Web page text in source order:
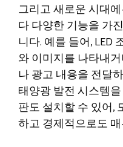
그리고 새로운 시대
다 다양한 기능을 가
니다. 예를 들어, LED
와 이미지를 나타내
나 광고 내용을 전달
태양광 발전 시스템
판도 설치할 수 있어,
하고 경제적으로도